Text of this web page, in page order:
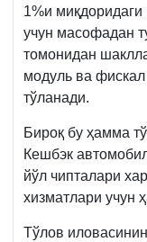
1%и
учун масофадан
томонидан
модуль ва фискал
тўланади.
Бироқ бу ҳамма
Кешбэк
йўл чипталари
хизматлари учун
Тўлов